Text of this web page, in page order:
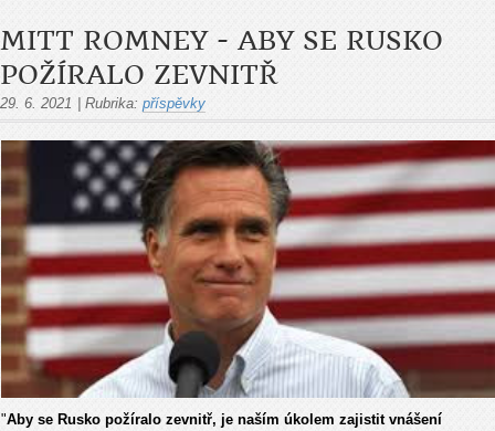
MITT ROMNEY - ABY SE RUSKO
POŽÍRALO ZEVNITŘ
29. 6. 2021 Rubrika: příspěvky
"Aby se Rusko požíralo zevnitř, je naším úkolem zajistit vnášení